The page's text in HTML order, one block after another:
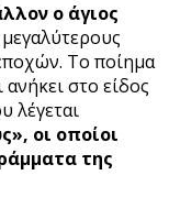
ο άγιος
Το ποίημα
στο είδος
λέγεται
οι οποίοι
της